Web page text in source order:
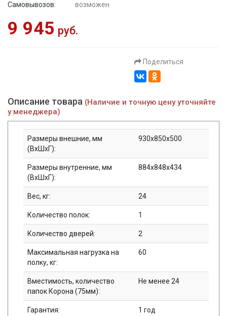
Самовывозов:
возможен
9 945 руб.
Поделиться
Описание товара (Наличие и точную цену уточняйте
у менеджера)
Размеры внешние, мм
(ВхШхГ):
930x850x500
Размеры внутренние, мм
(ВхШхГ):
884x848x434
Вес, кг: 24
Количество полок: 1
Количество дверей: 2
Максимальная нагрузка на
полку, кг:
60
Вместимость, количество
папок Корона (75мм):
Не менее 24
Гарантия: 1 год